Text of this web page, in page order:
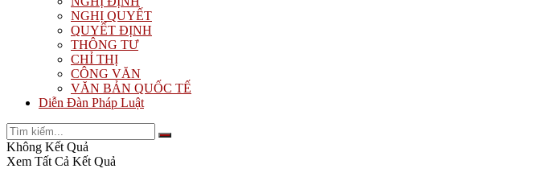
NGHỊ QUYẾT
QUYẾT ĐỊNH
THÔNG TƯ
CHỈ THỊ
CÔNG VĂN
VĂN BẢN QUỐC TẾ
Diễn Đàn Pháp Luật
Không Kết Quả
Xem Tất Cả Kết Quả